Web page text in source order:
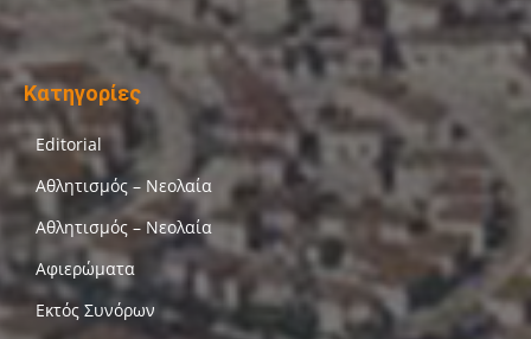
Κατηγορίες
Editorial
Αθλητισμός – Νεολαία
Αθλητισμός – Νεολαία
Αφιερώματα
Εκτός Συνόρων